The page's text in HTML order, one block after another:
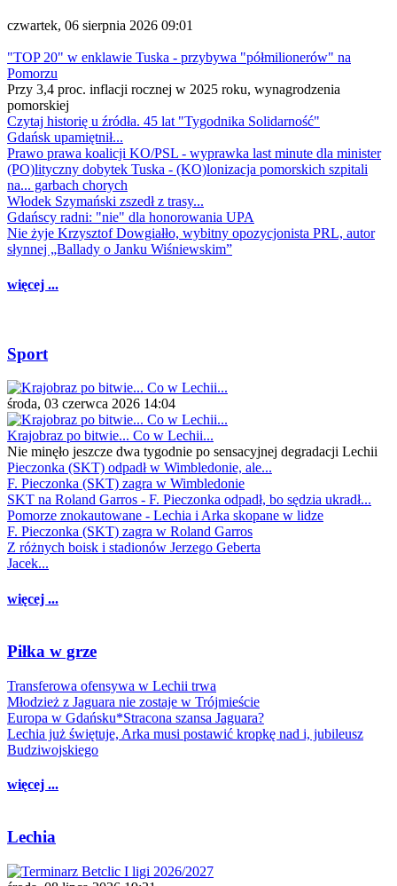
czwartek, 06 sierpnia 2026 09:01
"TOP 20" w enklawie Tuska - przybywa "półmilionerów" na
Pomorzu
Przy 3,4 proc. inflacji rocznej w 2025 roku, wynagrodzenia
pomorskiej
Czytaj historię u źródła. 45 lat "Tygodnika Solidarność"
Gdańsk upamiętnił...
Prawo prawa koalicji KO/PSL - wyprawka last minute dla minister
(PO)lityczny dobytek Tuska - (KO)lonizacja pomorskich szpitali
na... garbach chorych
Włodek Szymański zszedł z trasy...
Gdańscy radni: "nie" dla honorowania UPA
Nie żyje Krzysztof Dowgiałło, wybitny opozycjonista PRL, autor
słynnej „Ballady o Janku Wiśniewskim”
więcej ...
Sport
środa, 03 czerwca 2026 14:04
Krajobraz po bitwie... Co w Lechii...
Nie minęło jeszcze dwa tygodnie po sensacyjnej degradacji Lechii
Pieczonka (SKT) odpadł w Wimbledonie, ale...
F. Pieczonka (SKT) zagra w Wimbledonie
SKT na Roland Garros - F. Pieczonka odpadł, bo sędzia ukradł...
Pomorze znokautowane - Lechia i Arka skopane w lidze
F. Pieczonka (SKT) zagra w Roland Garros
Z różnych boisk i stadionów Jerzego Geberta
Jacek...
więcej ...
Piłka w grze
Transferowa ofensywa w Lechii trwa
Młodzież z Jaguara nie zostaje w Trójmieście
Europa w Gdańsku*Stracona szansa Jaguara?
Lechia już świętuje, Arka musi postawić kropkę nad i, jubileusz
Budziwojskiego
więcej ...
Lechia